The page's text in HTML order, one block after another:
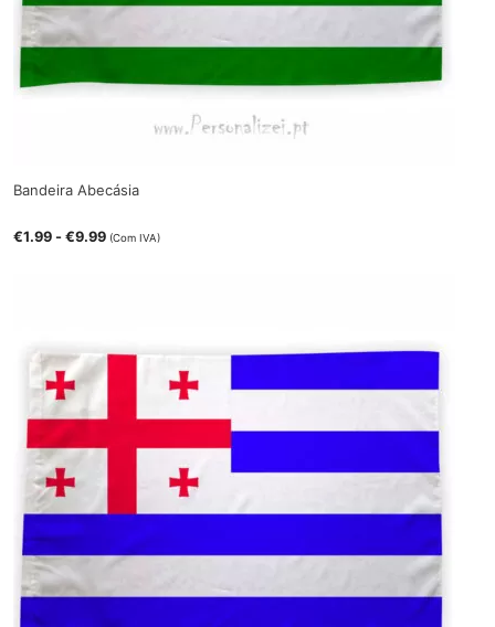
Bandeira Abecásia
€1.99 -€9.99 (Com IVA)